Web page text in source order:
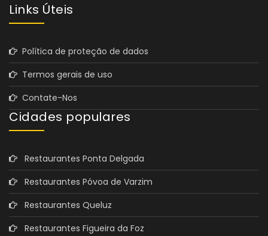
Links Úteis
Política de proteção de dados
Termos gerais de uso
Contate-Nos
Cidades populares
Restaurantes Ponta Delgada
Restaurantes Póvoa de Varzim
Restaurantes Queluz
Restaurantes Figueira da Foz